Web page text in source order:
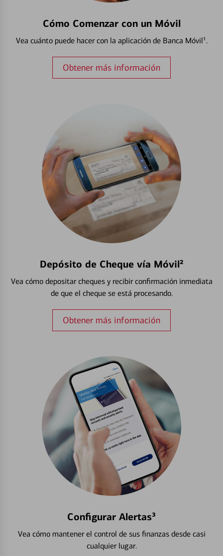
Cómo Comenzar con un Móvil
Vea cuánto puede hacer con la aplicación de Banca Móvil¹.
Obtener más información
Depósito de Cheque vía Móvil²
Vea cómo depositar cheques y recibir confirmación inmediata
de que el cheque se está procesando.
Obtener más información
Configurar Alertas³
Vea cómo mantener el control de sus finanzas desde casi
cualquier lugar.